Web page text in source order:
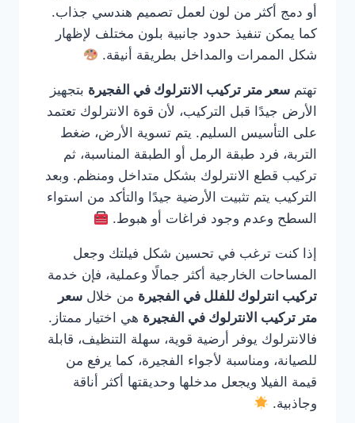
أو دمج أكثر من لون لعمل تصميم هندسي جذاب.
كما يمكن تنفيذ حدود جانبية بلون مختلف لإظهار
شكل الممرات والمداخل بطريقة أنيقة.
تهتم سعر متر تركيب الانترلوك في الفجيرة بتجهيز
الأرض جيدًا قبل التركيب، لأن قوة الانترلوك تعتمد
على التأسيس السليم. يتم تسوية الأرض، ضغط
التربة، فرد طبقة الرمل أو الطبقة المناسبة، ثم
تركيب قطع الانترلوك بشكل متداخل ومنظم. وبعد
التركيب يتم تثبيت الأرضية جيدًا والتأكد من استواء
السطح وعدم وجود فراغات أو هبوط.
إذا كنت ترغب في تحسين شكل فيلتك وجعل
المساحات الخارجية أكثر جمالًا وعملية، فإن خدمة
تركيب انترلوك للفلل في الفجيرة من خلال سعر
متر تركيب الانترلوك في الفجيرة هي اختيار ممتاز.
فالانترلوك يوفر أرضية قوية، سهلة التنظيف، قابلة
للصيانة، ومناسبة لأجواء الفجيرة، كما يرفع من
قيمة الفيلا ويجعل مدخلها وحديقتها أكثر أناقة
وجاذبية.